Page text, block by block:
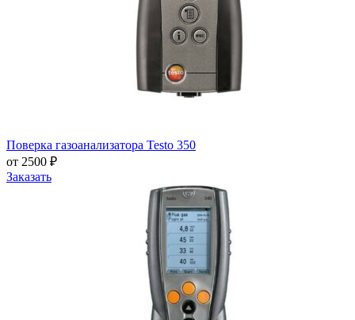
Поверка газоанализатора Testo 350
от 2500 ₽
Заказать